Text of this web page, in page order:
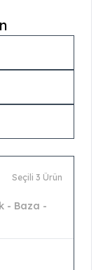
Seçili 3 Ürün
- Baza -